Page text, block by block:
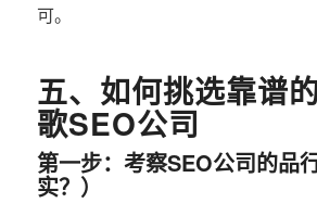
可。
五、如何挑选靠谱
歌SEO公司
第一步：考察SEO公司的品
实？）